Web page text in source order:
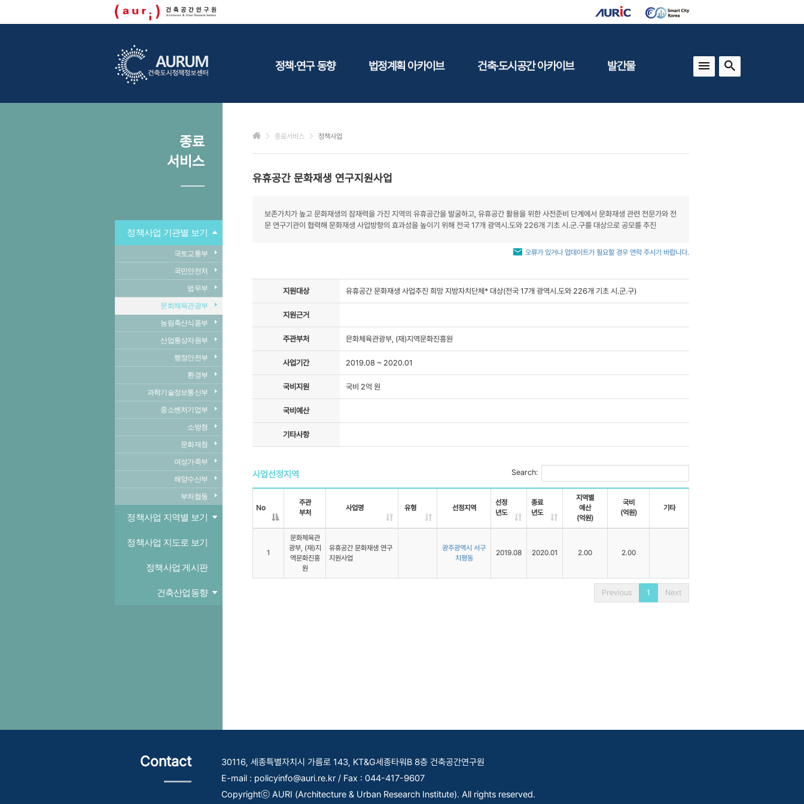
정책·연구 동향
연구동향
법정계획 아카이브
관광
건축·도시공간 아카이브 발간물
건축도시연구
종료
서비스
정책사업 기관별 보기
국토교통부
국민안전처
법무부
문화체육관광부
농림축산식품부
산업통상자원부
행정안전부
환경부
과학기술정보통신부
중소벤처기업부
소방청
문화재청
여성가족부
해양수산부
부처협동
정책사업 지역별 보기
정책사업 지도로 보기
정책사업 게시판
건축산업동향
종료서비스 정책사업
유휴공간 문화재생 연구지원사업
보존가치가 높고 문화재생의 잠재력을 가진 지역의 유휴공간을 발굴하고, 유휴공간 활용을 위한 사전준비 단계에서 문화재생 관련 전문가와 전
문 연구기관이 협력해 문화재생 사업방향의 효과성을 높이기 위해 전국 17개 광역시․도와 226개 기초 시․군․구를 대상으로 공모를 추진
오류가 있거나 업데이트가 필요할 경우 연락 주시기 바랍니다.
지원대상 유휴공간 문화재생 사업추진 희망 지방자치단체* 대상(전국 17개 광역시․도와 226개 기초 시․군․구)
지원근거
주관부처 믄화체육관광부, (재)지역문화진흥원
사업기간 2019.08 ~ 2020.01
국비지원 국비 2억 원
국비예산
기타사항
사업선정지역 Search:
No
주관
부처
사업명 유형 선정지역
선정
년도
종료
년도
지역별
예산
(억원)
국비
(억원)
기타
1
문화체육관
광부, (재)지
역문화진흥
원
유휴공간 문화재생 연구
지원사업
광주광역시 서구
치평동
2019.08 2020.01 2.00 2.00
Previous 1 Next
Contact
30116, 세종특별자치시 가름로 143, KT&G세종타워B 8층 건축공간연구원
E-mail : policyinfo@auri.re.kr / Fax : 044-417-9607
Copyrightⓒ AURI (Architecture & Urban Research Institute). All rights reserved.